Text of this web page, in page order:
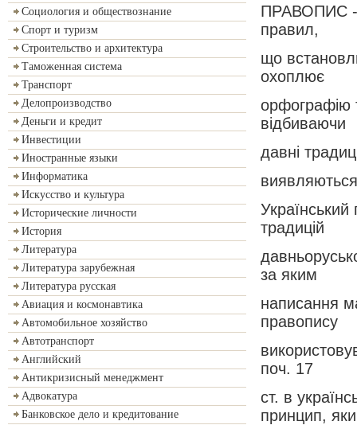
Социология и обществознание
Спорт и туризм
Строительство и архитектура
Таможенная система
Транспорт
Делопроизводство
Деньги и кредит
Инвестиции
Иностранные языки
Информатика
Искусство и культура
Исторические личности
История
Литература
Литература зарубежная
Литература русская
Авиация и космонавтика
Автомобильное хозяйство
Автотранспорт
Английский
Антикризисный менеджмент
Адвокатура
Банковское дело и кредитование
ПРАВОПИС -
правил,
що
охоплює
орфографію
відбиваючи
давні
виявляються
традицій
за яким
написання
правопису
поч. 17
ст. в
принцип,